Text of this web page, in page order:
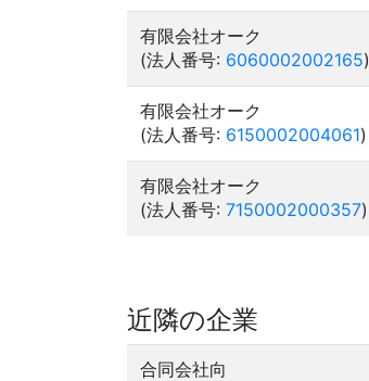
有限会社オーク
(法人番号: 6060002002165)
有限会社オーク
(法人番号: 6150002004061)
有限会社オーク
(法人番号: 7150002000357)
近隣の企業
合同会社向